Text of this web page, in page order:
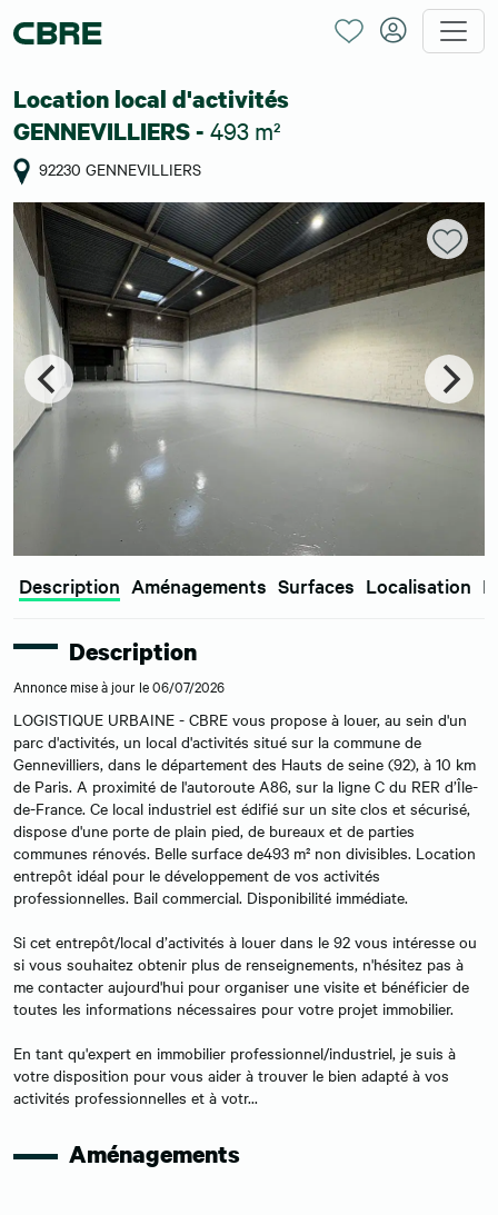
Location local d'activités
GENNEVILLIERS - 493 m²
92230 GENNEVILLIERS
Description Aménagements Surfaces Localisation
Description
Annonce mise à jour le 06/07/2026
LOGISTIQUE URBAINE - CBRE vous propose à louer, au sein d'un
parc d'activités, un local d'activités situé sur la commune de
Gennevilliers, dans le département des Hauts de seine (92), à 10 km
de Paris. A proximité de l'autoroute A86, sur la ligne C du RER d’Île-
de-France. Ce local industriel est édifié sur un site clos et sécurisé,
dispose d'une porte de plain pied, de bureaux et de parties
communes rénovés. Belle surface de493 m² non divisibles. Location
entrepôt idéal pour le développement de vos activités
professionnelles. Bail commercial. Disponibilité immédiate.
Si cet entrepôt/local d’activités à louer dans le 92 vous intéresse ou
si vous souhaitez obtenir plus de renseignements, n'hésitez pas à
me contacter aujourd'hui pour organiser une visite et bénéficier de
toutes les informations nécessaires pour votre projet immobilier.
En tant qu'expert en immobilier professionnel/industriel, je suis à
votre disposition pour vous aider à trouver le bien adapté à vos
activités professionnelles et à votr...
Aménagements